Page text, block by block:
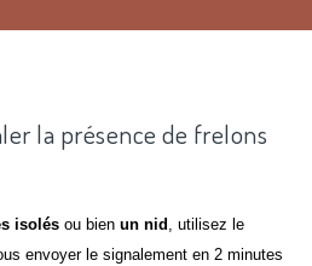
la présence de frelons
isolés ou bienun nid , utilisez le
envoyer le signalement en 2 minutes